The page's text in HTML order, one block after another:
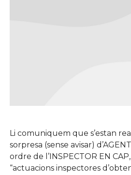
Li comuniquem que s’estan
sorpresa (sense avisar)
ordre de l’INSPECTOR EN
“actuacions inspectores